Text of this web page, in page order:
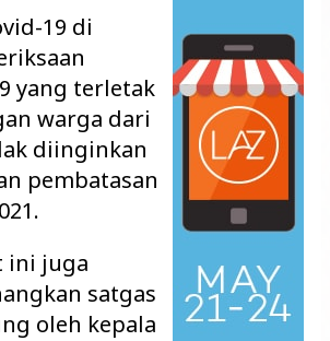
19 di
yang terletak
warga dari
diinginkan
pembatasan
ini juga
satgas
oleh kepala